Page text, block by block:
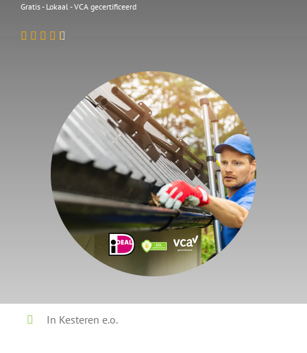
Gratis - Lokaal - VCA gecertificeerd
In Kesteren e.o.